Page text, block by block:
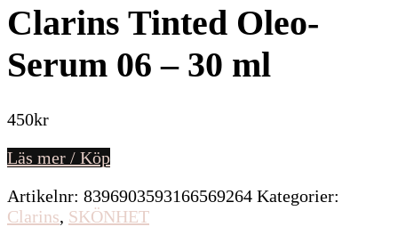
Clarins Tinted Oleo-
Serum 06 – 30 ml
450kr
Läs mer / Köp
Artikelnr: 8396903593166569264 Kategorier:
Clarins, SKÖNHET